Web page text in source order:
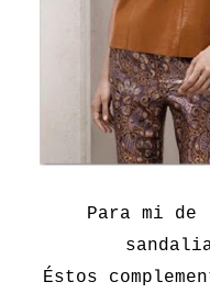
Para mi de
Éstos